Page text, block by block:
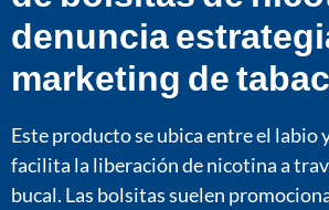
denuncia
marketing de
Este producto se ubica entre el labio
facilita la liberación de nicotina a
bucal. Las bolsitas suelen